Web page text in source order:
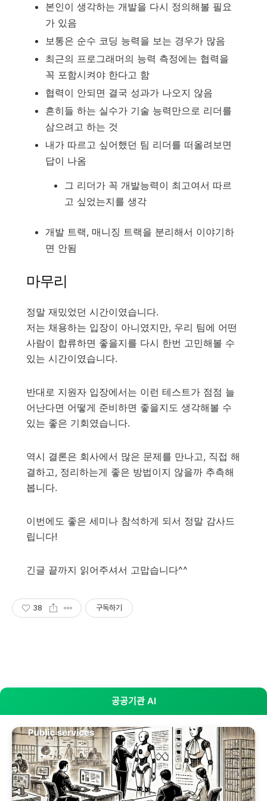
본인이 생각하는 개발을 다시 정의해볼 필요
가 있음
보통은 순수 코딩 능력을 보는 경우가 많음
최근의 프로그래머의 능력 측정에는 협력을
꼭 포함시켜야 한다고 함
협력이 안되면 결국 성과가 나오지 않음
흔히들 하는 실수가 기술 능력만으로 리더를
삼으려고 하는 것
내가 따르고 싶어했던 팀 리더를 떠올려보면
답이 나옴
그 리더가 꼭 개발능력이 최고여서 따르
고 싶었는지를 생각
개발 트랙, 매니징 트랙을 분리해서 이야기하
면 안됨
마무리
정말 재밌었던 시간이였습니다.
저는 채용하는 입장이 아니였지만, 우리 팀에 어떤
사람이 합류하면 좋을지를 다시 한번 고민해볼 수
있는 시간이였습니다.
반대로 지원자 입장에서는 이런 테스트가 점점 늘
어난다면 어떻게 준비하면 좋을지도 생각해볼 수
있는 좋은 기회였습니다.
역시 결론은 회사에서 많은 문제를 만나고, 직접 해
결하고, 정리하는게 좋은 방법이지 않을까 추측해
봅니다.
이번에도 좋은 세미나 참석하게 되서 정말 감사드
립니다!
긴글 끝까지 읽어주셔서 고맙습니다^^
38 구독하기
Clean Spring